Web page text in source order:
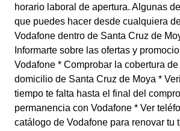
horario laboral de apertura. Algunas
que puedes hacer desde cualquiera
Vodafone dentro de Santa Cruz de
Informarte sobre las ofertas y
Vodafone * Comprobar la cobertura
domicilio de Santa Cruz de Moya *
tiempo te falta hasta el final del
permanencia con Vodafone * Ver
catálogo de Vodafone para renovar tu